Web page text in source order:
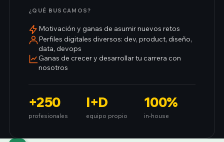
¿QUÉ BUSCAMOS?
Motivación y ganas de asumir nuevos retos
Perfiles digitales diversos: dev, product, diseño,
data, devops
Ganas de crecer y desarrollar tu carrera con
nosotros
+250
profesionales
I+D
equipo propio
100%
in-house